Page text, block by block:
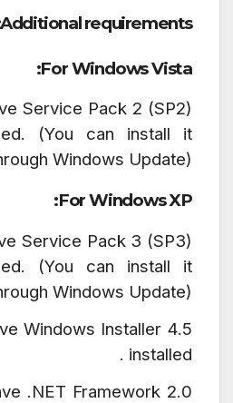
Additional requirements:
For Windows Vista:
Service Pack 2 (SP2)
(You can install it
Windows Update)
For Windows XP:
Service Pack 3 (SP3)
(You can install it
Windows Update)
Windows Installer 4.5
installed.
.NET Framework 2.0